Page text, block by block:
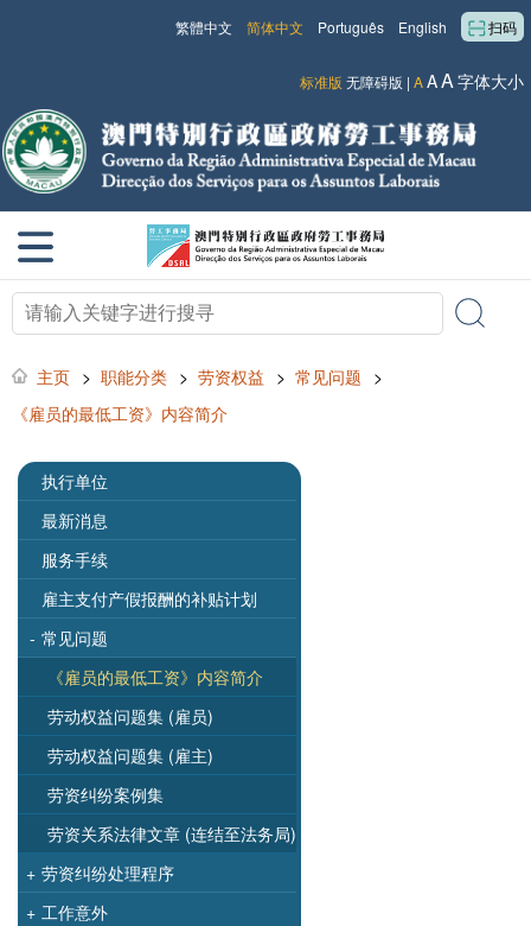
扫码
English
Português
简体中文
繁體中文
标准版 无障碍版 | AAA字体大小
主页 > 职能分类 > 劳资权益 > 常见问题 >
《雇员的最低工资》内容简介
执行单位
最新消息
服务手续
雇主支付产假报酬的补贴计划
- 常见问题
《雇员的最低工资》内容简介
劳动权益问题集 (雇员)
劳动权益问题集 (雇主)
劳资纠纷案例集
劳资关系法律文章 (连结至法务局)
+ 劳资纠纷处理程序
+ 工作意外